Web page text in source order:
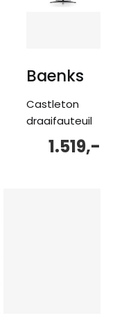
Baenks
Castleton
draaifauteuil
1.519,-